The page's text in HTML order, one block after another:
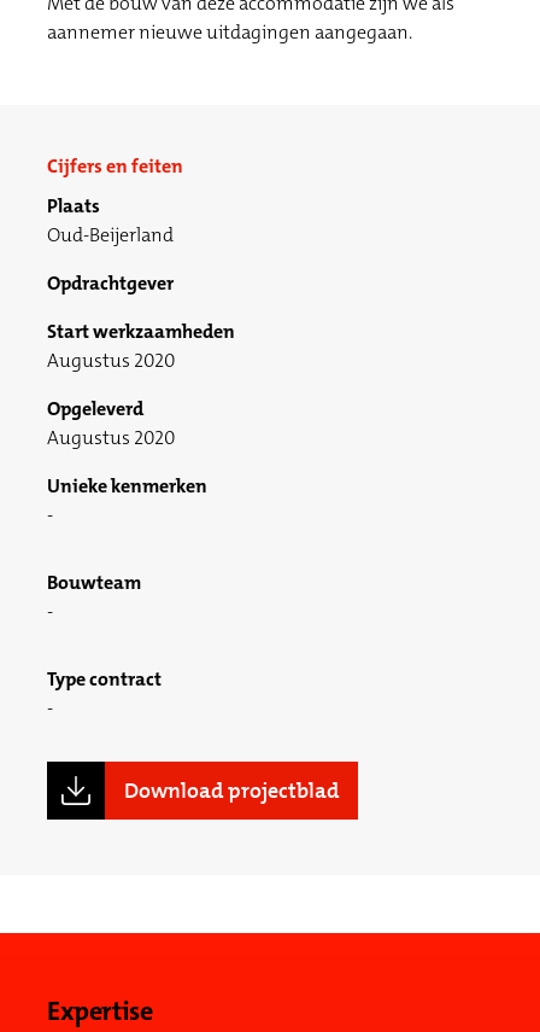
aannemer nieuwe uitdagingen aangegaan.
Cijfers en feiten
Plaats
Oud-Beijerland
Opdrachtgever
Start werkzaamheden
Augustus 2020
Opgeleverd
Augustus 2020
Unieke kenmerken
Bouwteam
Type contract
Download projectblad
Expertise